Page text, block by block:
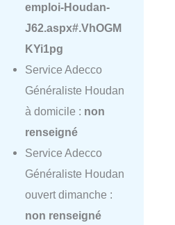
emploi-Houdan-
J62.aspx#.VhOGM
KYi1pg
Service Adecco
Généraliste Houdan
à domicile : non
renseigné
Service Adecco
Généraliste Houdan
ouvert dimanche :
non renseigné